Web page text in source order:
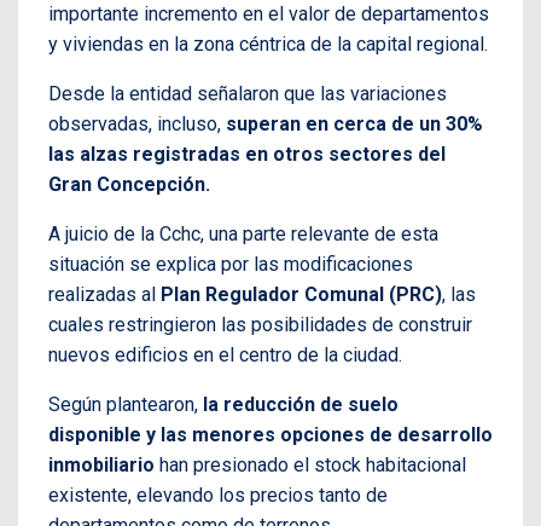
importante incremento en el valor de departamentos
y viviendas en la zona céntrica de la capital regional.
Desde la entidad señalaron que las variaciones
observadas, incluso, superan en cerca de un 30%
las alzas registradas en otros sectores del
Gran Concepción.
A juicio de la Cchc, una parte relevante de esta
situación se explica por las modificaciones
realizadas al Plan Regulador Comunal (PRC), las
cuales restringieron las posibilidades de construir
nuevos edificios en el centro de la ciudad.
Según plantearon, la reducción de suelo
disponible y las menores opciones de desarrollo
inmobiliario han presionado el stock habitacional
existente, elevando los precios tanto de